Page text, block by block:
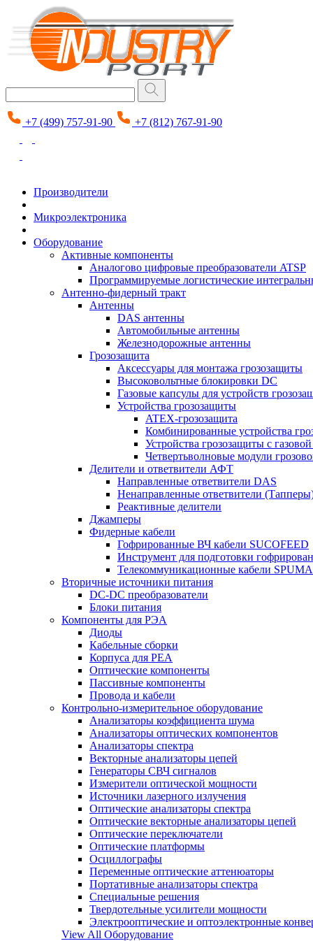
+7 (499) 757-91-90 +7 (812) 767-91-90
Производители
Микроэлектроника
Оборудование
Активные компоненты
Аналогово цифровые преобразователи ATSP
Программируемые логистические
Антенно-фидерный тракт
Антенны
DAS антенны
Автомобильные антенны
Железнодорожные антенны
Грозозащита
Аксессуары для монтажа грозозащиты
Высоковольтные блокировки DC
Газовые капсулы для устройств
Устройства грозозащиты
ATEX-грозозащита
Комбинированные устройства
Устройства грозозащиты с
Четвертьволновые модули
Делители и ответвители АФТ
Направленные ответвители DAS
Ненаправленные ответвители
Реактивные делители
Джамперы
Фидерные кабели
Гофрированные ВЧ кабели SUCOFEED
Инструмент для подготовки
Телекоммуникационные кабели SPUMA
Вторичные источники питания
DC-DC преобразователи
Блоки питания
Компоненты для РЭА
Диоды
Кабельные сборки
Корпуса для РЕА
Оптические компоненты
Пассивные компоненты
Провода и кабели
Контрольно-измерительное оборудование
Анализаторы коэффициента шума
Анализаторы оптических компонентов
Анализаторы спектра
Векторные анализаторы цепей
Генераторы СВЧ сигналов
Измерители оптической мощности
Источники лазерного излучения
Оптические анализаторы спектра
Оптические векторные анализаторы цепей
Оптические переключатели
Оптические платформы
Осциллографы
Переменные оптические аттенюаторы
Портативные анализаторы спектра
Специальные решения
Твердотельные усилители мощности
Электрооптические и оптоэлектронные
View All Оборудование